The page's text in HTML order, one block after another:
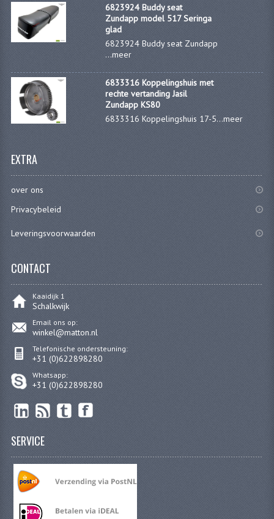
RICHTINGAANWIJZERS
SCHAKELAARS
VOORVORK ONDERDELEN
VOORVORK COMPLEET
VOORVORK 517
CARBURATEURS EN SPROEIERS
SPROEIERSET BING 26MM
SPROEIERSET BING KLEIN NT 44-031
SPROEIERSET BING ZESKANT 44-051
SPROEIERSET MIKUNI ZESKANT
CILINDERKITS
CILINDERKOPPEN
ZUIGERS EN ZUIGERVEREN
6823924 Buddy seat
Zundapp model 517 Seringa
glad
6823924 Buddy seat Zundapp
...meer
6833316 Koppelingshuis met
rechte vertanding Jasil
Zundapp KS80
6833316 Koppelingshuis 17-5...meer
EXTRA
over ons
Privacybeleid
Leveringsvoorwaarden
CONTACT
Kaaidijk 1
Schalkwijk
Email ons op:
winkel@matton.nl
Telefonische ondersteuning:
+31 (0)622898280
Whatsapp:
+31 (0)622898280
SERVICE